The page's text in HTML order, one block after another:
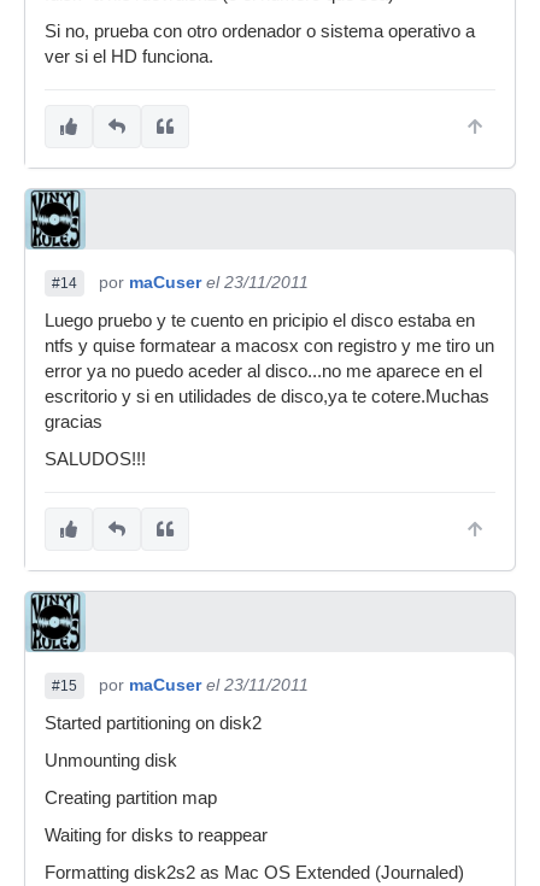
Si no, prueba con otro ordenador o sistema operativo a
ver si el HD funciona.
#14 por maCuser el 23/11/2011
Luego pruebo y te cuento en pricipio el disco estaba en
ntfs y quise formatear a macosx con registro y me tiro un
error ya no puedo aceder al disco...no me aparece en el
escritorio y si en utilidades de disco,ya te cotere.Muchas
gracias
SALUDOS!!!
#15 por maCuser el 23/11/2011
Started partitioning on disk2
Unmounting disk
Creating partition map
Waiting for disks to reappear
Formatting disk2s2 as Mac OS Extended (Journaled)